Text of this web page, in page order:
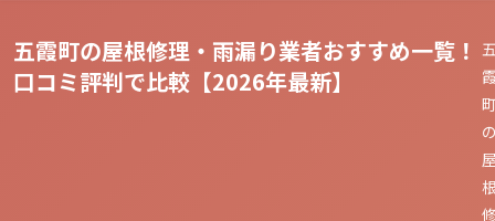
五霞町の屋根修理・雨漏り業者おすすめ一覧！
口コミ評判で比較【2026年最新】